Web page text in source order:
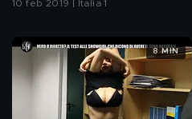
10 feb 2019 | Italia 1
8 MIN